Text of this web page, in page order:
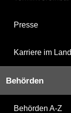
Presse
Karriere im
Behörden
Behörden A-Z